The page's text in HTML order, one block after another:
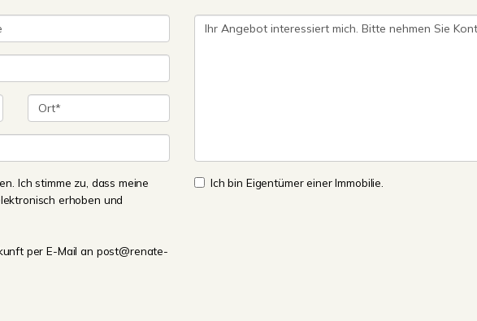
Ich stimme zu, dass meine
erhoben und
per E-Mail an post@renate-
Ich bin Eigentümer einer Immobilie.